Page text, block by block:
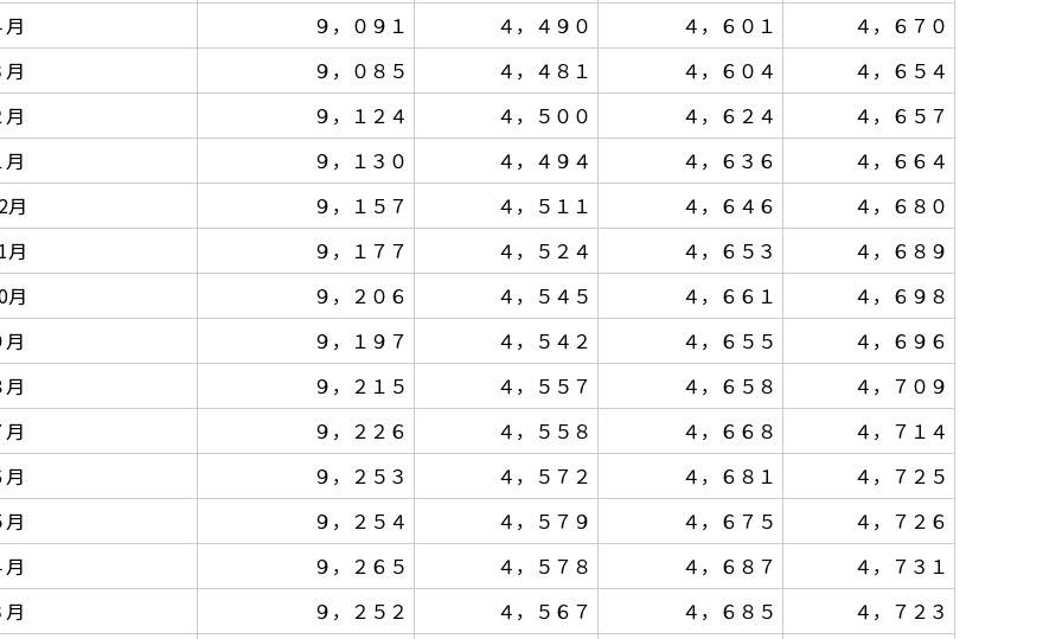
９，０９１ ４，４９０ ４，６０１
４，６７０
９，０８５ ４，４８１ ４，６０４
４，６５４
９，１２４ ４，５００ ４，６２４
４，６５７
９，１３０ ４，４９４ ４，６３６
４，６６４
月
９，１５７ ４，５１１ ４，６４６
４，６８０
月
９，１７７ ４，５２４ ４，６５３
４，６８９
月
９，２０６ ４，５４５ ４，６６１
４，６９８
９，１９７ ４，５４２ ４，６５５
４，６９６
９，２１５ ４，５５７ ４，６５８
４，７０９
９，２２６ ４，５５８ ４，６６８
４，７１４
９，２５３ ４，５７２ ４，６８１
４，７２５
９，２５４ ４，５７９ ４，６７５
４，７２６
９，２６５ ４，５７８ ４，６８７
４，７３１
９，２５２ ４，５６７ ４，６８５
４，７２３